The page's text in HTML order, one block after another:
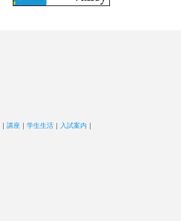
｜ 講座 ｜ 学生生活 ｜ 入試案内 ｜